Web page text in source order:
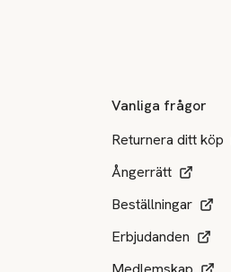
Vanliga frågor
Returnera ditt köp
Ångerrätt
Beställningar
Erbjudanden